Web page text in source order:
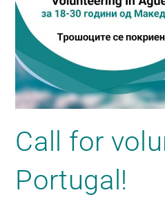
Call for
Portugal!